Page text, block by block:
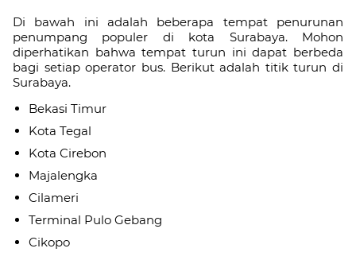
Di bawah ini adalah beberapa tempat penurunan
penumpang populer di kota Surabaya. Mohon
diperhatikan bahwa tempat turun ini dapat berbeda
bagi setiap operator bus. Berikut adalah titik turun di
Surabaya.
Bekasi Timur
Kota Tegal
Kota Cirebon
Majalengka
Cilameri
Terminal Pulo Gebang
Cikopo